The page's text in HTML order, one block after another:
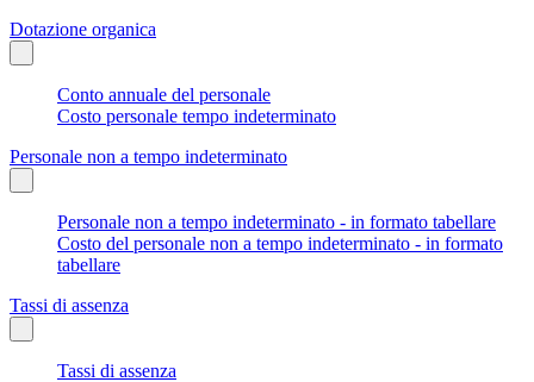
Dotazione organica
Conto annuale del personale
Costo personale tempo indeterminato
Personale non a tempo indeterminato
Personale non a tempo indeterminato - in formato tabellare
Costo del personale non a tempo indeterminato - in formato
tabellare
Tassi di assenza
Tassi di assenza